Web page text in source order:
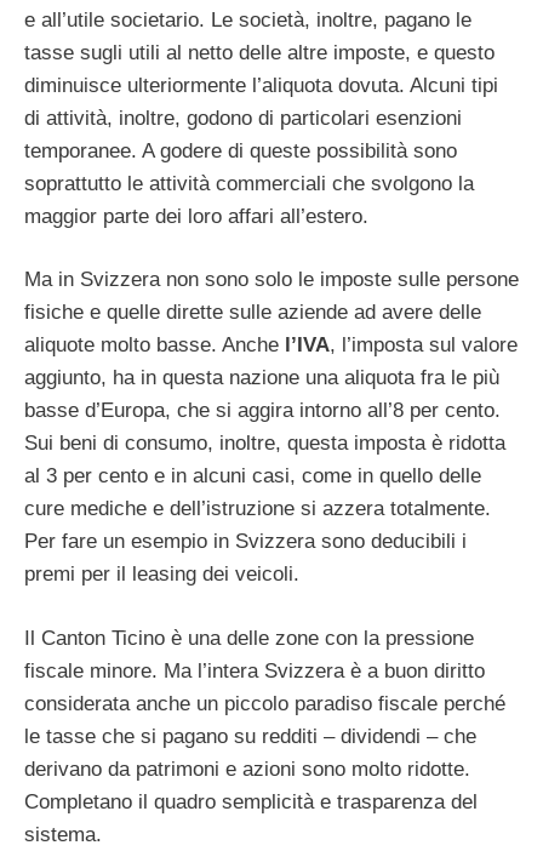
e all’utile societario. Le società, inoltre, pagano le
tasse sugli utili al netto delle altre imposte, e questo
diminuisce ulteriormente l’aliquota dovuta. Alcuni tipi
di attività, inoltre, godono di particolari esenzioni
temporanee. A godere di queste possibilità sono
soprattutto le attività commerciali che svolgono la
maggior parte dei loro affari all’estero.
Ma in Svizzera non sono solo le imposte sulle persone
fisiche e quelle dirette sulle aziende ad avere delle
aliquote molto basse. Anche l’IVA, l’imposta sul valore
aggiunto, ha in questa nazione una aliquota fra le più
basse d’Europa, che si aggira intorno all’8 per cento.
Sui beni di consumo, inoltre, questa imposta è ridotta
al 3 per cento e in alcuni casi, come in quello delle
cure mediche e dell’istruzione si azzera totalmente.
Per fare un esempio in Svizzera sono deducibili i
premi per il leasing dei veicoli.
Il Canton Ticino è una delle zone con la pressione
fiscale minore. Ma l’intera Svizzera è a buon diritto
considerata anche un piccolo paradiso fiscale perché
le tasse che si pagano su redditi – dividendi – che
derivano da patrimoni e azioni sono molto ridotte.
Completano il quadro semplicità e trasparenza del
sistema.